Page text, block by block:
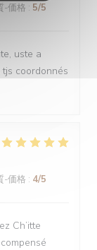
-価格 : 5/5
uste a
coordonnés
-価格 : 4/5
Ch’itte